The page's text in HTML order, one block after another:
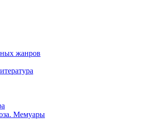
жанров
Мемуары